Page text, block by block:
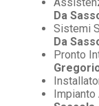
Da
Sistemi
Da
Pronto